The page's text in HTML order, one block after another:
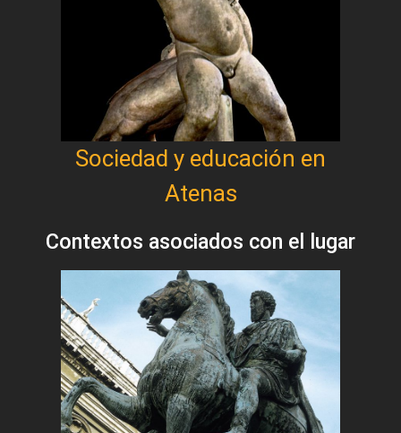
Sociedad y educación en
Atenas
Contextos asociados con el lugar